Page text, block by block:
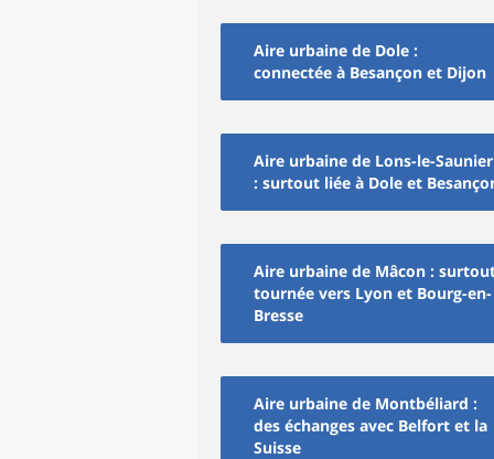
Aire urbaine de Dole :
connectée à Besançon et Dijon
Aire urbaine de Lons-le-Saunier
: surtout liée à Dole et
Aire urbaine de Mâcon :
tournée vers Lyon et Bourg-en-
Bresse
Aire urbaine de Montbéliard :
des échanges avec Belfort et la
Suisse